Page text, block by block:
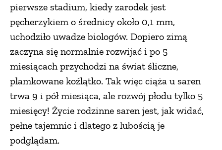
pierwsze stadium, kiedy zarodek jest
pęcherzykiem o średnicy około 0,1 mm,
uchodziło uwadze biologów. Dopiero zimą
zaczyna się normalnie rozwijać i po 5
miesiącach przychodzi na świat śliczne,
plamkowane koźlątko. Tak więc ciąża u saren
trwa 9 i pół miesiąca, ale rozwój płodu tylko 5
miesięcy! Życie rodzinne saren jest, jak widać,
pełne tajemnic i dlatego z lubością je
podglądam.